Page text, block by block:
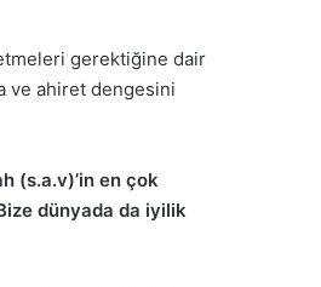
gerektiğine dair
ve ahiret dengesini
(s.a.v)’in en çok
dünyada da iyilik